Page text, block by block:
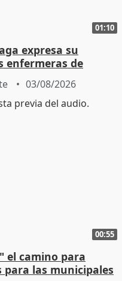
01:10
expresa su
enfermeras de
03/08/2026
00:55
el camino para
las municipales